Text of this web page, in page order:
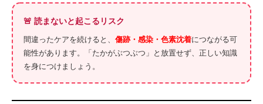
🚨 読まないと起こるリスク
間違ったケアを続けると、 傷跡・感染・色素沈着につながる可
能性があります。「たかがぶつぶつ」と放置せず、正しい知識
を身につけましょう。